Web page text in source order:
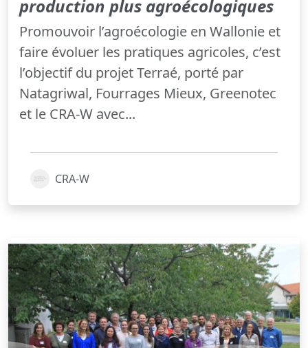
production plus agroécologiques
Promouvoir l’agroécologie en Wallonie et
faire évoluer les pratiques agricoles, c’est
l’objectif du projet Terraé, porté par
Natagriwal, Fourrages Mieux, Greenotec
et le CRA-W avec...
CRA-W